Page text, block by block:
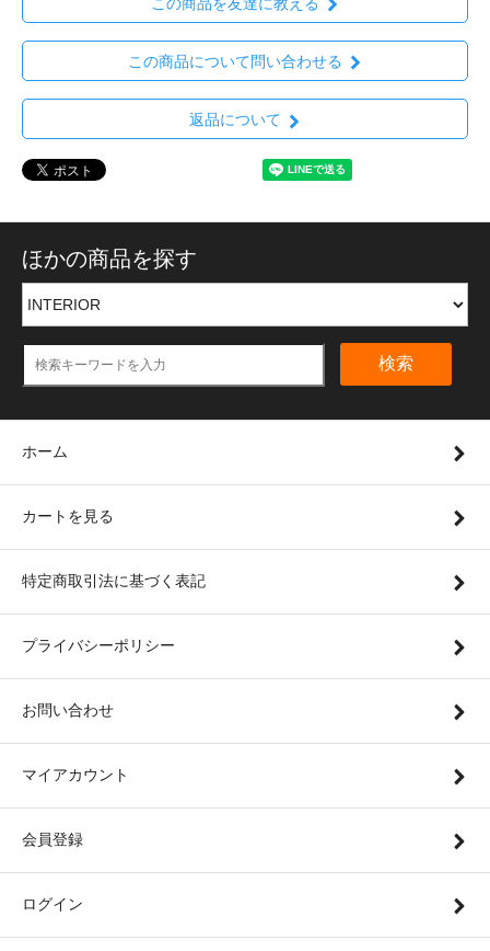
この商品について問い合わせる
返品について
ほかの商品を探す
検索
ホーム
カートを見る
特定商取引法に基づく表記
プライバシーポリシー
お問い合わせ
マイアカウント
会員登録
ログイン